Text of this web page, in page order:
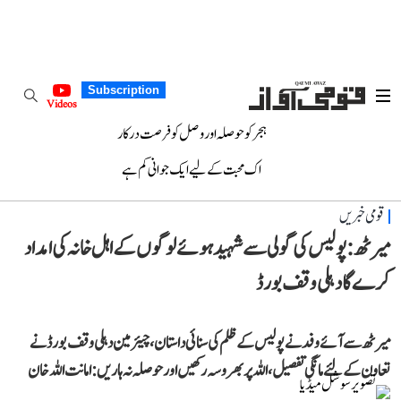
Subscription
Videos
ہجر کو حوصلہ اور وصل کو فرصت درکار
اک محبت کے لیے ایک جوانی کم ہے
قومی خبریں
میرٹھ: پولیس کی گولی سے شہید ہوئے لوگوں کے اہل خانہ کی امداد
کرے گا دہلی وقف بورڈ
میرٹھ سے آئے وفد نے پولیس کے ظلم کی سنائی داستان، چیئرمین دہلی وقف بورڈ نے
تعاون کے لئے مانگی تفصیل، اللہ پر بھروسہ رکھیں اور حوصلہ نہ ہاریں: امانت اللہ خان